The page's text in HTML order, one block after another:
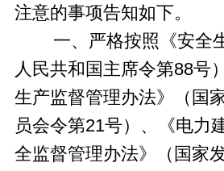
注意的事项告知如下。
一、严格按照《安全
人民共和国主席令第88号
生产监督管理办法》（国
员会令第21号）、《电力
全监督管理办法》（国家